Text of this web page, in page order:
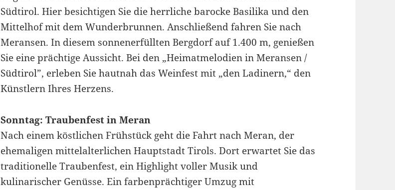
Südtirol. Hier besichtigen Sie die herrliche barocke Basilika und den
Mittelhof mit dem Wunderbrunnen. Anschließend fahren Sie nach
Meransen. In diesem sonnenerfüllten Bergdorf auf 1.400 m, genießen
Sie eine prächtige Aussicht. Bei den „Heimatmelodien in Meransen /
Südtirol”, erleben Sie hautnah das Weinfest mit „den Ladinern,“ den
Künstlern Ihres Herzens.
Sonntag: Traubenfest in Meran
Nach einem köstlichen Frühstück geht die Fahrt nach Meran, der
ehemaligen mittelalterlichen Hauptstadt Tirols. Dort erwartet Sie das
traditionelle Traubenfest, ein Highlight voller Musik und
kulinarischer Genüsse. Ein farbenprächtiger Umzug mit